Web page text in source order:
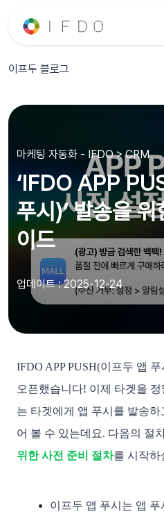
이프두 블로그
마케팅 자동화 - IFDO > CRM
‘IFDO APP
푸시)’ 발송을
이드
업데이트 : 2025-12-24
IFDO APP PUSH(이프두 앱
오픈했습니다! 이제 타겟을
는 타겟에게 앱 푸시를 발송
어 볼 수 있는데요. 다음의 절
위한 사전 준비 절차를 시작하
이프두 앱 푸시는 앱 푸